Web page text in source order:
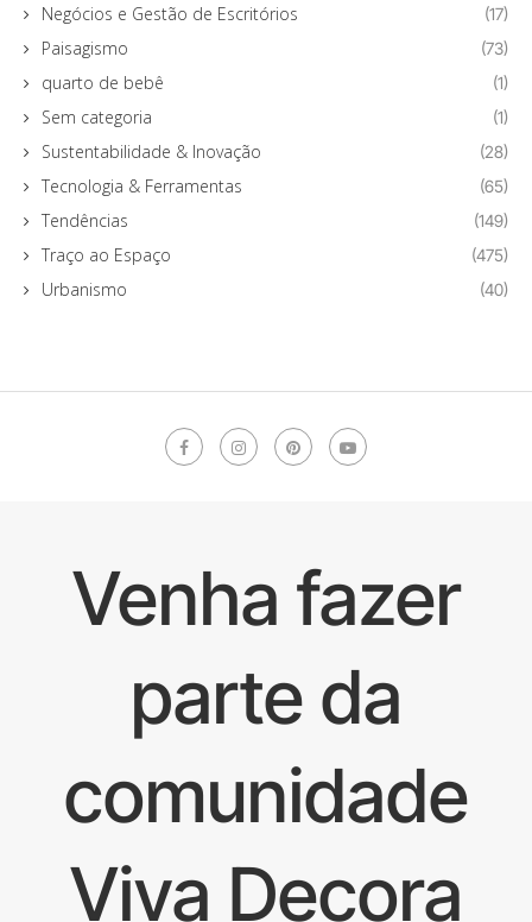
Negócios e Gestão de Escritórios (17)
Paisagismo (73)
quarto de bebê (1)
Sem categoria (1)
Sustentabilidade & Inovação (28)
Tecnologia & Ferramentas (65)
Tendências (149)
Traço ao Espaço (475)
Urbanismo (40)
Venha fazer
parte da
comunidade
Viva Decora